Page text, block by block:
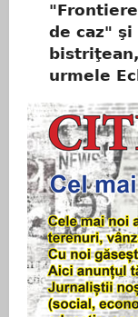
de caz"
urmele